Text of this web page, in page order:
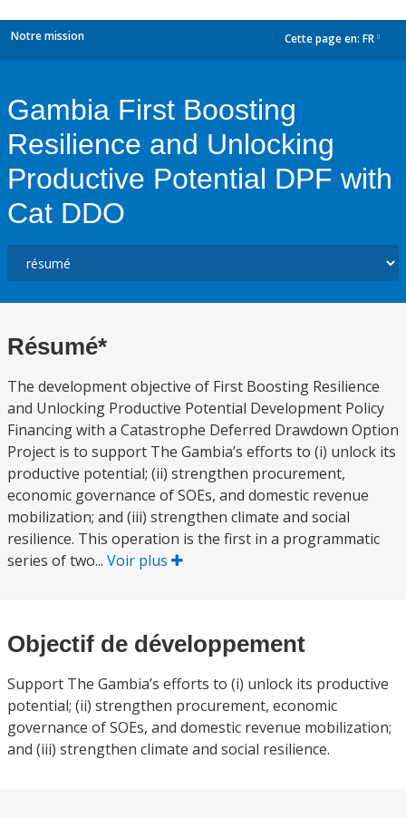
Notre mission Cette page en: FR
Gambia First Boosting
Resilience and Unlocking
Productive Potential DPF with
Cat DDO
Résumé*
The development objective of First Boosting Resilience
and Unlocking Productive Potential Development Policy
Financing with a Catastrophe Deferred Drawdown Option
Project is to support The Gambia’s efforts to (i) unlock its
productive potential; (ii) strengthen procurement,
economic governance of SOEs, and domestic revenue
mobilization; and (iii) strengthen climate and social
resilience. This operation is the first in a programmatic
series of two... Voir plus
Objectif de développement
Support The Gambia’s efforts to (i) unlock its productive
potential; (ii) strengthen procurement, economic
governance of SOEs, and domestic revenue mobilization;
and (iii) strengthen climate and social resilience.